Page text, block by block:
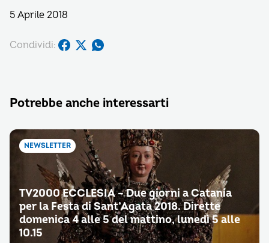
5 Aprile 2018
Condividi:
Potrebbe anche interessarti
NEWSLETTER
TV2000 ECCLESIA – Due giorni a Catania
per la Festa di Sant’Agata 2018. Dirette
domenica 4 alle 5 del mattino, lunedì 5 alle
10.15